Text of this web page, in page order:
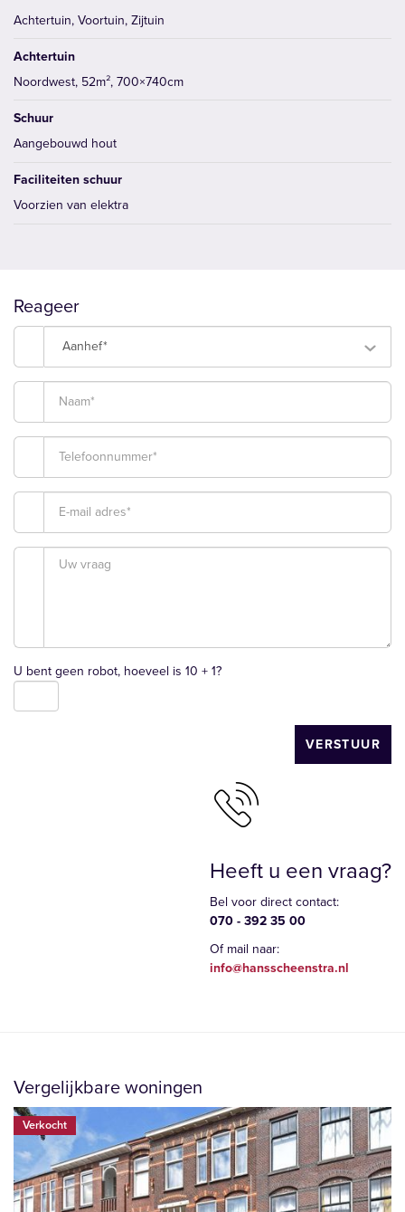
Achtertuin, Voortuin, Zijtuin
Achtertuin
Noordwest, 52m², 700×740cm
Schuur
Aangebouwd hout
Faciliteiten schuur
Voorzien van elektra
Reageer
Aanhef*
U bent geen robot, hoeveel is 10 + 1?
VERSTUUR
Heeft u een vraag?
Bel voor direct contact:
070 - 392 35 00
Of mail naar:
info@hansscheenstra.nl
Vergelijkbare woningen
Verkocht